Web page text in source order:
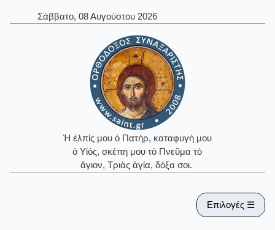
Σάββατο, 08 Αυγούστου 2026
Ἡ ἐλπίς μου ὁ Πατήρ, καταφυγή μου
ὁ Υἱός, σκέπη μου τὸ Πνεῦμα τὸ
ἅγιον, Τριὰς ἁγία, δόξα σοι.
Επιλογές ☰